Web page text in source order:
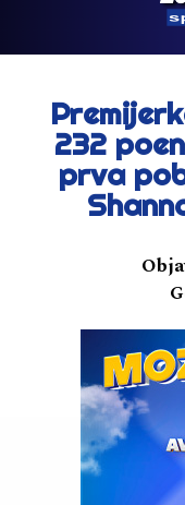
232
prva